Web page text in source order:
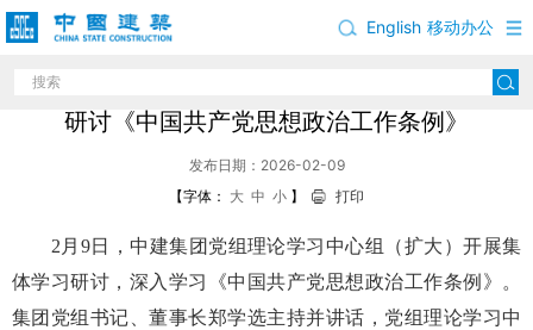
移动办公
English
中建集团党组理论学习中心组（扩大）集体学习
研讨《中国共产党思想政治工作条例》
发布日期：2026-02-09
【字体： 大 中 小 】 打印
2月9日，中建集团党组理论学习中心组（扩大）开展集
体学习研讨，深入学习《中国共产党思想政治工作条例》。
集团党组书记、董事长郑学选主持并讲话，党组理论学习中